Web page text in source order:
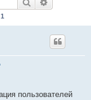
1
пользователей